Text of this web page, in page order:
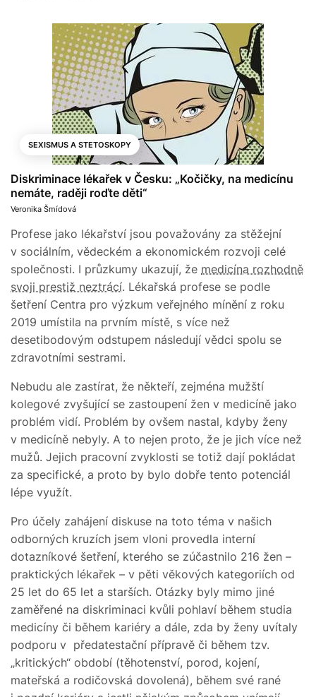
SEXISMUS A STETOSKOPY
Diskriminace lékařek v Česku: „Kočičky, na medicínu
nemáte, raději roďte děti“
Veronika Šmídová
Profese jako lékařství jsou považovány za stěžejní
v sociálním, vědeckém a ekonomickém rozvoji celé
společnosti. I průzkumy ukazují, že medicína rozhodně
svoji prestiž neztrácí. Lékařská profese se podle
šetření Centra pro výzkum veřejného mínění z roku
2019 umístila na prvním místě, s více než
desetibodovým odstupem následují vědci spolu se
zdravotními sestrami.
Nebudu ale zastírat, že někteří, zejména mužští
kolegové zvyšující se zastoupení žen v medicíně jako
problém vidí. Problém by ovšem nastal, kdyby ženy
v medicíně nebyly. A to nejen proto, že je jich více než
mužů. Jejich pracovní zvyklosti se totiž dají pokládat
za specifické, a proto by bylo dobře tento potenciál
lépe využít.
Pro účely zahájení diskuse na toto téma v našich
odborných kruzích jsem vloni provedla interní
dotazníkové šetření, kterého se zúčastnilo 216 žen –
praktických lékařek – v pěti věkových kategoriích od
25 let do 65 let a starších. Otázky byly mimo jiné
zaměřené na diskriminaci kvůli pohlaví během studia
medicíny či během kariéry a dále, zda by ženy uvítaly
podporu v předatestační přípravě či během tzv.
„kritických“ období (těhotenství, porod, kojení,
mateřská a rodičovská dovolená), během své rané